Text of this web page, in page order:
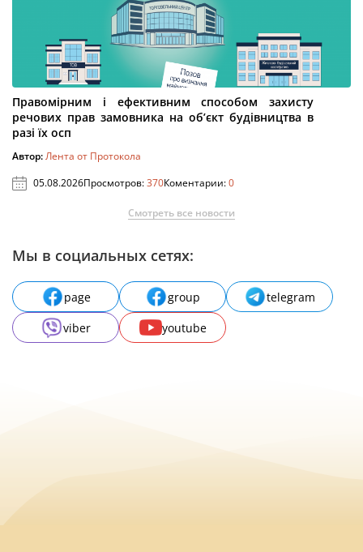
Правомірним і ефективним способом захисту
речових прав замовника на об’єкт будівництва в
разі їх осп
Автор:Лента от Протокола
05.08.2026Просмотров:370Коментарии:0
Смотреть все новости
Мы в социальных сетях:
page group
telegram
viber
youtube